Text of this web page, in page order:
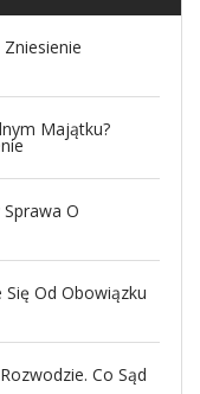
Majątku?
O
Od Obowiązku
Co Sąd